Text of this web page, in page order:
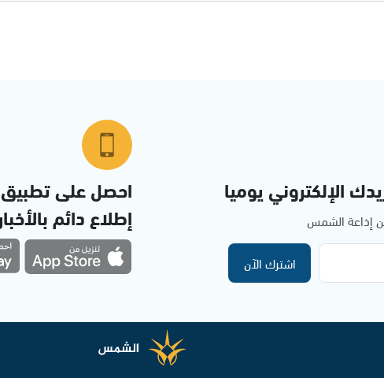
الإلكتروني يوميا
إذاعة الشمس
اشترك الآن
احصل على
إطلاع دائم